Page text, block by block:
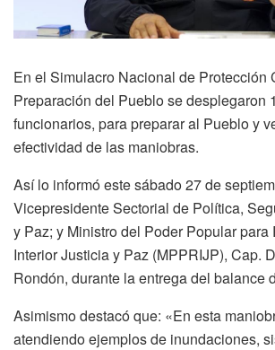
En el Simulacro Nacional de Protección
Preparación del Pueblo se desplegaron
funcionarios, para preparar al Pueblo y
efectividad de las maniobras.
Así lo informó este sábado 27 de
Vicepresidente Sectorial de Política,
y Paz; y Ministro del Poder Popular
Interior Justicia y Paz (MPPRIJP), Cap.
Rondón, durante la entrega del balance
Asimismo destacó que: «En esta
atendiendo ejemplos de inundaciones,